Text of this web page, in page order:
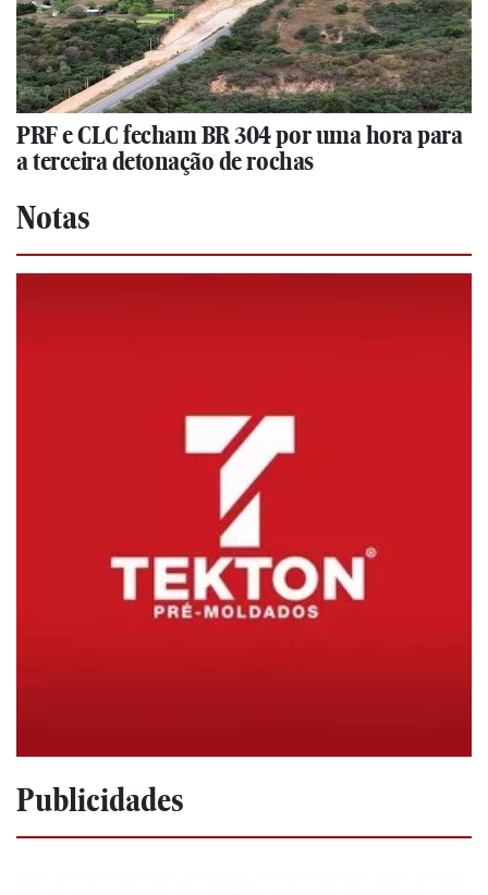
PRF e CLC fecham BR 304 por uma hora para
a terceira detonação de rochas
Notas
Publicidades